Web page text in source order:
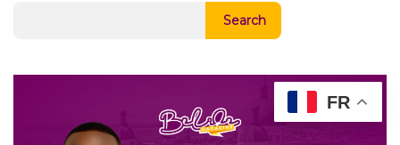
Search
FR